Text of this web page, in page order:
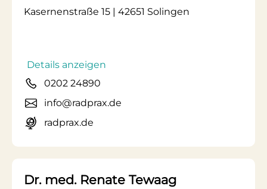
Kasernenstraße 15 | 42651 Solingen
Details anzeigen
0202 24890
info@radprax.de
radprax.de
Dr. med. Renate Tewaag